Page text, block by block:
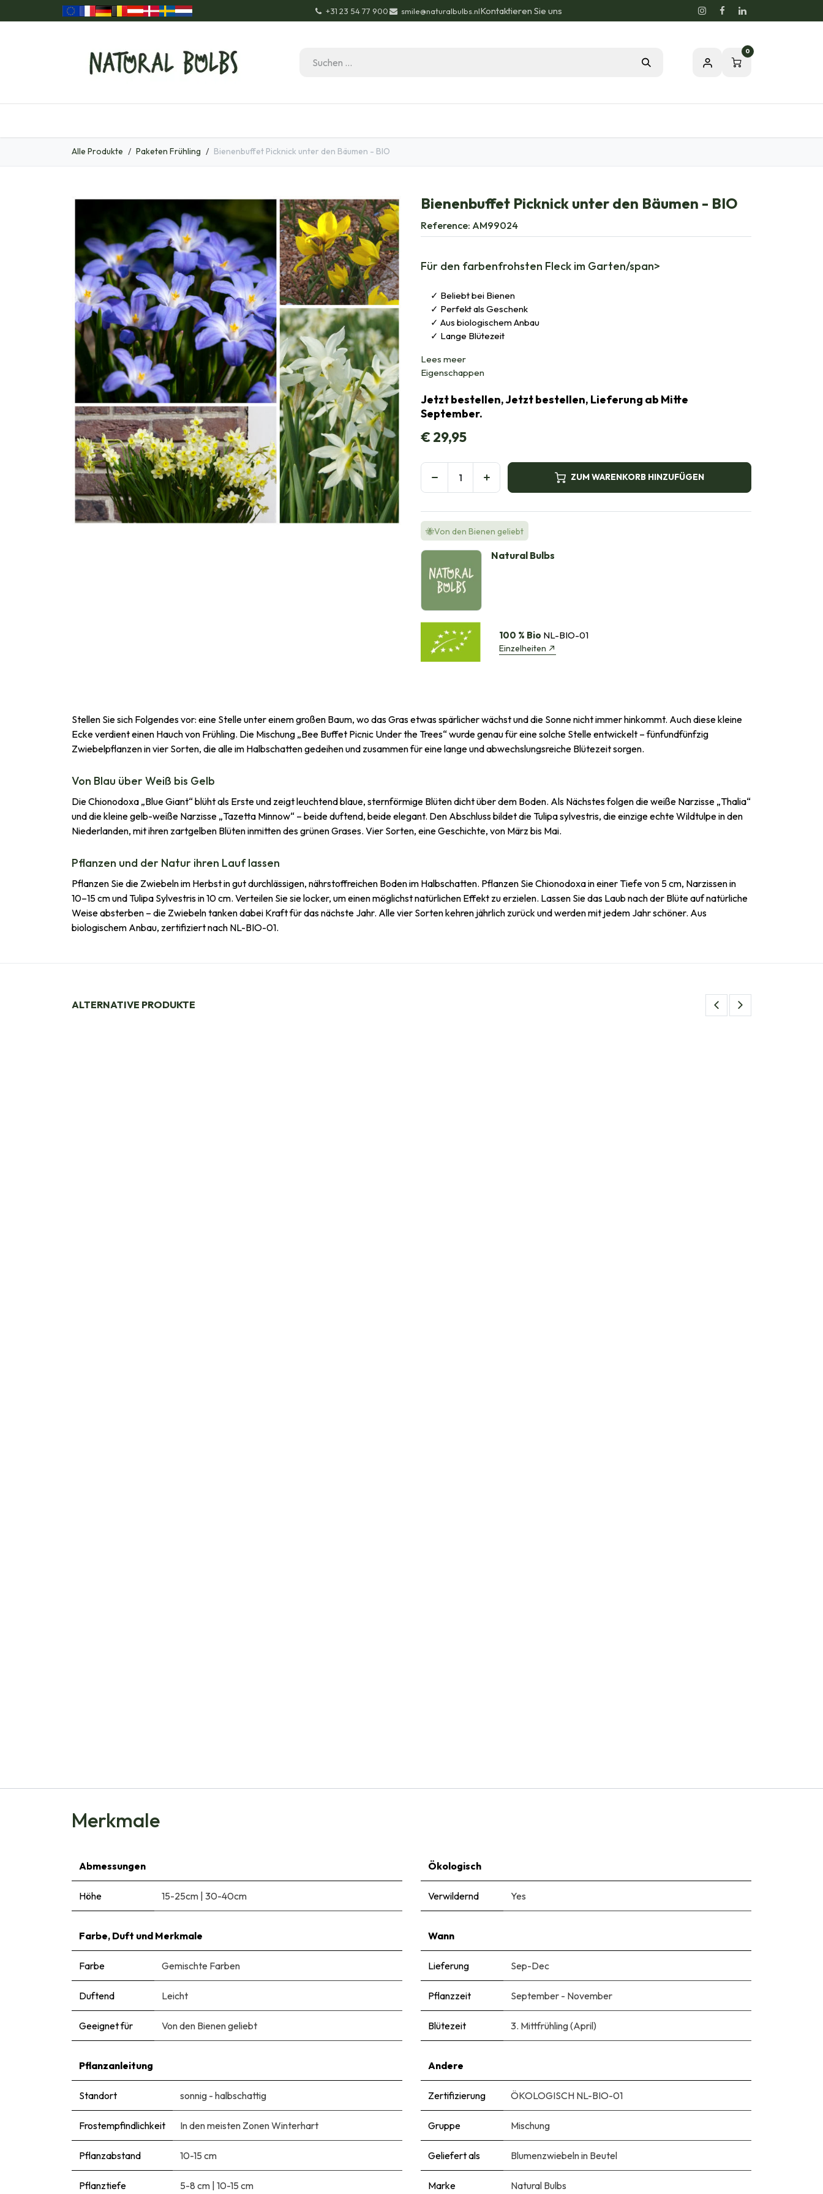
Zum Inhalt springen +31 23 54 77 900 smile@naturalbulbs.nlKontaktieren Sie uns
0
Alle Produkte Paketen Frühling Bienenbuffet Picknick unter den Bäumen - BIO
Bienenbuffet Picknick unter den Bäumen - BIO
Reference: AM99024
Für den farbenfrohsten Fleck im Garten/span>
Beliebt bei Bienen
Perfekt als Geschenk
Aus biologischem Anbau
Lange Blütezeit
Lees meer
Eigenschappen
Jetzt bestellen, Jetzt bestellen, Lieferung ab Mitte
September.
€29,95
ZUM WARENKORB HINZUFÜGEN
🐝Von den Bienen geliebt
Natural Bulbs
100 % Bio NL-BIO-01
Einzelheiten
Stellen Sie sich Folgendes vor: eine Stelle unter einem großen Baum, wo das Gras etwas spärlicher wächst und die Sonne nicht immer hinkommt. Auch diese kleine
Ecke verdient einen Hauch von Frühling. Die Mischung „Bee Buffet Picnic Under the Trees“ wurde genau für eine solche Stelle entwickelt – fünfundfünfzig
Zwiebelpflanzen in vier Sorten, die alle im Halbschatten gedeihen und zusammen für eine lange und abwechslungsreiche Blütezeit sorgen.
Von Blau über Weiß bis Gelb
Die Chionodoxa „Blue Giant“ blüht als Erste und zeigt leuchtend blaue, sternförmige Blüten dicht über dem Boden. Als Nächstes folgen die weiße Narzisse „Thalia“
und die kleine gelb-weiße Narzisse „Tazetta Minnow“ – beide duftend, beide elegant. Den Abschluss bildet die Tulipa sylvestris, die einzige echte Wildtulpe in den
Niederlanden, mit ihren zartgelben Blüten inmitten des grünen Grases. Vier Sorten, eine Geschichte, von März bis Mai.
Pflanzen und der Natur ihren Lauf lassen
Pflanzen Sie die Zwiebeln im Herbst in gut durchlässigen, nährstoffreichen Boden im Halbschatten. Pflanzen Sie Chionodoxa in einer Tiefe von 5 cm, Narzissen in
10–15 cm und Tulipa Sylvestris in 10 cm. Verteilen Sie sie locker, um einen möglichst natürlichen Effekt zu erzielen. Lassen Sie das Laub nach der Blüte auf natürliche
Weise absterben – die Zwiebeln tanken dabei Kraft für das nächste Jahr. Alle vier Sorten kehren jährlich zurück und werden mit jedem Jahr schöner. Aus
biologischem Anbau, zertifiziert nach NL-BIO-01.
ALTERNATIVE PRODUKTE
Merkmale
Abmessungen
Höhe 15-25cm | 30-40cm
Ökologisch
Verwildernd Yes
Farbe, Duft und Merkmale
Farbe Gemischte Farben
Duftend Leicht
Geeignet für Von den Bienen geliebt
Wann
Lieferung Sep-Dec
Pflanzzeit September - November
Blütezeit 3. Mittfrühling (April)
Pflanzanleitung
Standort sonnig - halbschattig
Frostempfindlichkeit In den meisten Zonen Winterhart
Pflanzabstand 10-15 cm
Pflanztiefe 5-8 cm | 10-15 cm
Andere
Zertifizierung ÖKOLOGISCH NL-BIO-01
Gruppe Mischung
Geliefert als Blumenzwiebeln in Beutel
Marke Natural Bulbs